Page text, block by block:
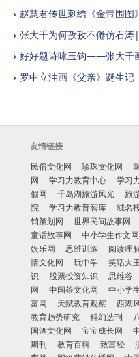
赵慧君传世刺绣《金带围图
张大千为何孜孜不倦仿石
好好题诗咏玉钩——张大千
罗中立油画《父亲》诞生记
友情链接
民俗文化网
珍珠文化网
网
学习力教育中心 学习
假网
千岛湖旅游风光 旅
院
学习力教育智库 域名
销策划网
世界民间故事网
童话故事网
中小学生作文网
娱乐网
思维训练 阅读理
情文化网
玩中学 笑话大
识
股票投资知识 思维谷
网
中国茶文化网 中小学
富网
天赋教育观察 西湖
教育趋势研究
科幻选刊
国酒文化网
宝宝成长网
期刊
教育百科 致富经